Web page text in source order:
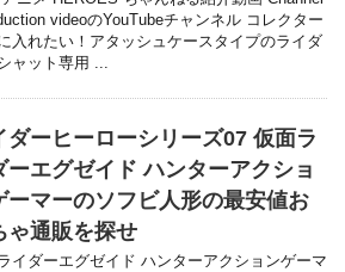
videoのYouTubeチャンネル コレクター
入れたい！アタッシュケースタイプのライダ
ャット専用 ...
ダーヒーローシリーズ07 仮面ラ
ーエグゼイド ハンターアクショ
ーマーのソフビ人形の最安値お
ゃ通販を探せ
イダーエグゼイド ハンターアクションゲーマ